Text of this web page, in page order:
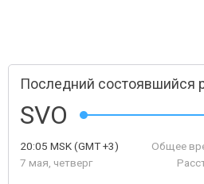
Последний состоявшийся
SVO
20:05 MSK(GMT +3)
7 мая, четверг
Общее